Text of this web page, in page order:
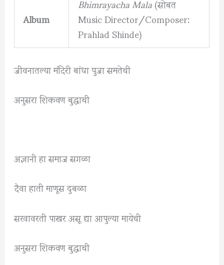
Album
Music Director/Composer:
Prahlad Shinde)
जीवनातल्या मंदिरी बांधा पुजा समतेची
अनुसरा शिकवण बुद्धाची
अज्ञानी हा समाज सगळा
दैवा हाती माणूस दुबळा
सरवावरती पाखर असू द्या आपुल्या मायेची
अनुसरा शिकवण बुद्धाची